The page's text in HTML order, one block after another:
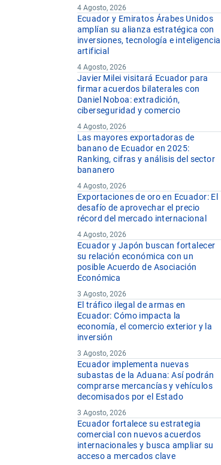
4 Agosto, 2026
Ecuador y Emiratos Árabes Unidos
amplían su alianza estratégica con
inversiones, tecnología e inteligencia
artificial
4 Agosto, 2026
Javier Milei visitará Ecuador para
firmar acuerdos bilaterales con
Daniel Noboa: extradición,
ciberseguridad y comercio
4 Agosto, 2026
Las mayores exportadoras de
banano de Ecuador en 2025:
Ranking, cifras y análisis del sector
bananero
4 Agosto, 2026
Exportaciones de oro en Ecuador: El
desafío de aprovechar el precio
récord del mercado internacional
4 Agosto, 2026
Ecuador y Japón buscan fortalecer
su relación económica con un
posible Acuerdo de Asociación
Económica
3 Agosto, 2026
El tráfico ilegal de armas en
Ecuador: Cómo impacta la
economía, el comercio exterior y la
inversión
3 Agosto, 2026
Ecuador implementa nuevas
subastas de la Aduana: Así podrán
comprarse mercancías y vehículos
decomisados por el Estado
3 Agosto, 2026
Ecuador fortalece su estrategia
comercial con nuevos acuerdos
internacionales y busca ampliar su
acceso a mercados clave